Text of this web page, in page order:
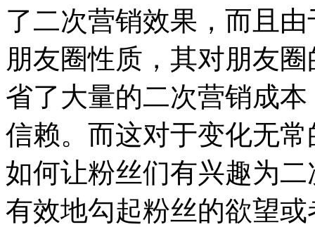
了二次营销效果，而且
朋友圈性质，其对朋友
省了大量的二次营销成
信赖。而这对于变化无
如何让粉丝们有兴趣为
有效地勾起粉丝的欲望